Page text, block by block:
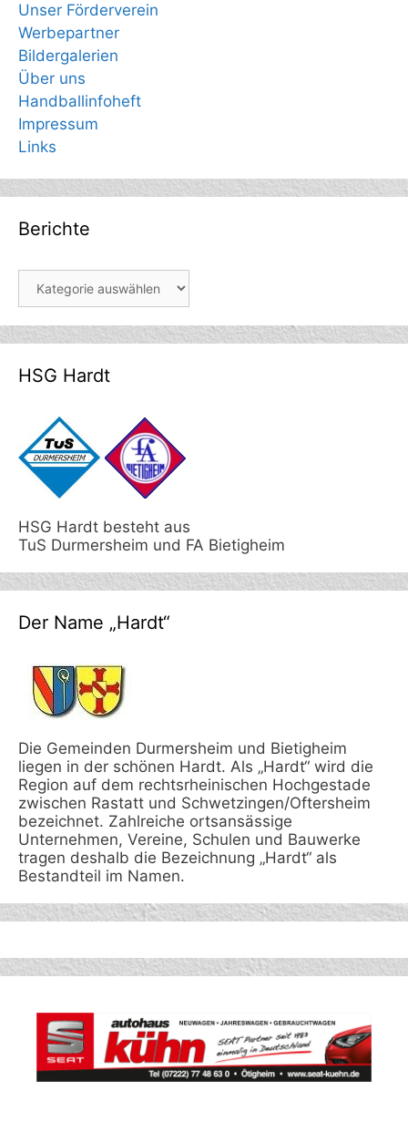
Unser Förderverein
Werbepartner
Bildergalerien
Über uns
Handballinfoheft
Impressum
Links
Berichte
HSG Hardt
HSG Hardt besteht aus
TuS Durmersheim und FA Bietigheim
Der Name „Hardt“
Die Gemeinden Durmersheim und Bietigheim
liegen in der schönen Hardt. Als „Hardt“ wird die
Region auf dem rechtsrheinischen Hochgestade
zwischen Rastatt und Schwetzingen/Oftersheim
bezeichnet. Zahlreiche ortsansässige
Unternehmen, Vereine, Schulen und Bauwerke
tragen deshalb die Bezeichnung „Hardt“ als
Bestandteil im Namen.